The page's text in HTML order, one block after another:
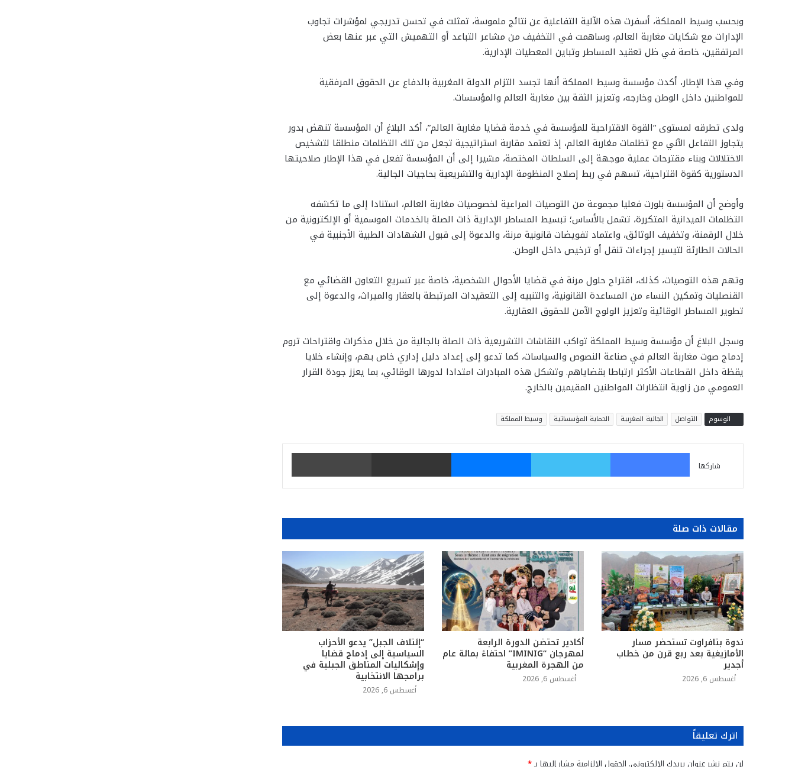
وبحسب وسيط المملكة، أسفرت هذه الآلية التفاعلية عن نتائج ملموسة، تمثلت في تحسن تدريجي لمؤشرات تجاوب
الإدارات مع شكايات مغاربة العالم، وساهمت في التخفيف من مشاعر التباعد أو التهميش التي عبر عنها بعض
المرتفقين، خاصة في ظل تعقيد المساطر وتباين المعطيات الإدارية.
وفي هذا الإطار، أكدت مؤسسة وسيط المملكة أنها تجسد التزام الدولة المغربية بالدفاع عن الحقوق المرفقية
للمواطنين داخل الوطن وخارجه، وتعزيز الثقة بين مغاربة العالم والمؤسسات.
ولدى تطرقه لمستوى “القوة الاقتراحية للمؤسسة في خدمة قضايا مغاربة العالم”، أكد البلاغ أن المؤسسة تنهض بدور
يتجاوز التفاعل الآني مع تظلمات مغاربة العالم، إذ تعتمد مقاربة استراتيجية تجعل من تلك التظلمات منطلقا لتشخيص
الاختلالات وبناء مقترحات عملية موجهة إلى السلطات المختصة، مشيرا إلى أن المؤسسة تفعل في هذا الإطار صلاحيتها
الدستورية كقوة اقتراحية، تسهم في ربط إصلاح المنظومة الإدارية والتشريعية بحاجيات الجالية.
وأوضح أن المؤسسة بلورت فعليا مجموعة من التوصيات المراعية لخصوصيات مغاربة العالم، استنادا إلى ما تكشفه
التظلمات الميدانية المتكررة، تشمل بالأساس؛ تبسيط المساطر الإدارية ذات الصلة بالخدمات الموسمية أو الإلكترونية من
خلال الرقمنة، وتخفيف الوثائق، واعتماد تفويضات قانونية مرنة، والدعوة إلى قبول الشهادات الطبية الأجنبية في
الحالات الطارئة لتيسير إجراءات تنقل أو ترخيص داخل الوطن.
وتهم هذه التوصيات، كذلك، اقتراح حلول مرنة في قضايا الأحوال الشخصية، خاصة عبر تسريع التعاون القضائي مع
القنصليات وتمكين النساء من المساعدة القانونية، والتنبيه إلى التعقيدات المرتبطة بالعقار والميراث، والدعوة إلى
تطوير المساطر الوقائية وتعزيز الولوج الآمن للحقوق العقارية.
وسجل البلاغ أن مؤسسة وسيط المملكة تواكب النقاشات التشريعية ذات الصلة بالجالية من خلال مذكرات واقتراحات تروم
إدماج صوت مغاربة العالم في صناعة النصوص والسياسات، كما تدعو إلى إعداد دليل إداري خاص بهم، وإنشاء خلايا
يقظة داخل القطاعات الأكثر ارتباطا بقضاياهم. وتشكل هذه المبادرات امتدادا لدورها الوقائي، بما يعزز جودة القرار
العمومي من زاوية انتظارات المواطنين المقيمين بالخارج.
الوسوم التواصل الجالية المغربية الحماية المؤسساتية وسيط المملكة
شاركها
فيسبوك تويتر ماسنجر مشاركة عبر البريد
مقالات ذات صلة
ندوة بتافراوت تستحضر مسار
الأمازيغية بعد ربع قرن من خطاب
أجدير
أغسطس 6, 2026
أكادير تحتضن الدورة الرابعة
لمهرجان “IMINIG” احتفاءً بمائة عام
من الهجرة المغربية
أغسطس 6, 2026
“إئتلاف الجبل” يدعو الأحزاب
السياسية إلى إدماج قضايا
وإشكاليات المناطق الجبلية في
برامجها الانتخابية
أغسطس 6, 2026
اترك تعليقاً
لن يتم نشر عنوان بريدك الإلكتروني. الحقول الإلزامية مشار إليها بـ*